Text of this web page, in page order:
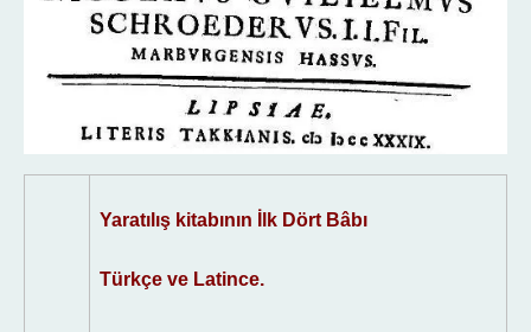
Yaratılış kitabının İlk Dört Bâbı
Türkçe ve Latince.